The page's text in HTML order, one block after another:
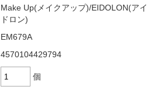
Make Up(メイクアップ)/EIDOLON(アイ
ドロン)
EM679A
4570104429794
個